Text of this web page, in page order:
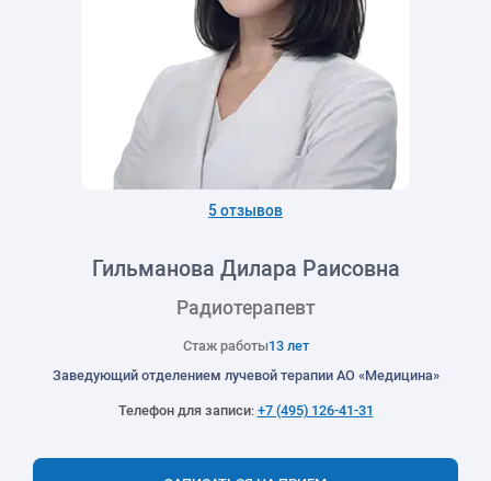
5 отзывов
Гильманова Дилара Раисовна
Радиотерапевт
Стаж работы13 лет
Заведующий отделением лучевой терапии АО «Медицина»
Телефон для записи:+7 (495) 126-41-31